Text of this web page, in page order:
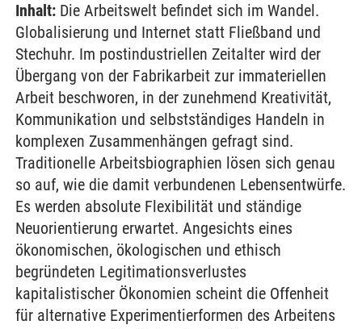
Inhalt: Die Arbeitswelt befindet sich im Wandel.
Globalisierung und Internet statt Fließband und
Stechuhr. Im postindustriellen Zeitalter wird der
Übergang von der Fabrikarbeit zur immateriellen
Arbeit beschworen, in der zunehmend Kreativität,
Kommunikation und selbstständiges Handeln in
komplexen Zusammenhängen gefragt sind.
Traditionelle Arbeitsbiographien lösen sich genau
so auf, wie die damit verbundenen Lebensentwürfe.
Es werden absolute Flexibilität und ständige
Neuorientierung erwartet. Angesichts eines
ökonomischen, ökologischen und ethisch
begründeten Legitimationsverlustes
kapitalistischer Ökonomien scheint die Offenheit
für alternative Experimentierformen des Arbeitens